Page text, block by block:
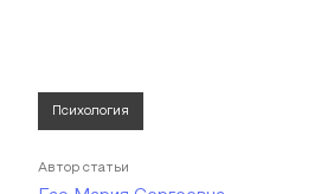
Психология
Автор статьи